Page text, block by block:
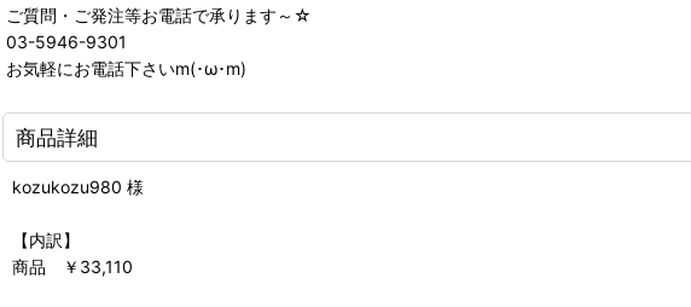
ご質問・ご発注等お電話で承ります～☆
03-5946-9301
お気軽にお電話下さいm(･ω･m)
商品詳細
kozukozu980 様
【内訳】
商品 ￥33,110